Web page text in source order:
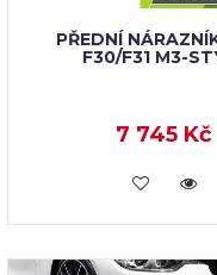
PŘEDNÍ
F30/F31 M3-
7 745 Kč
KOUPIT